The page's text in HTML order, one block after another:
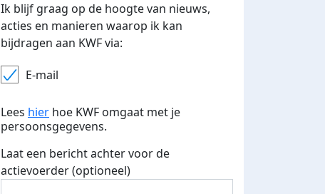
Ik blijf graag op de hoogte van nieuws,
acties en manieren waarop ik kan
bijdragen aan KWF via:
E-mail
Lees hier hoe KWF omgaat met je
persoonsgegevens.
Laat een bericht achter voor de
actievoerder (optioneel)